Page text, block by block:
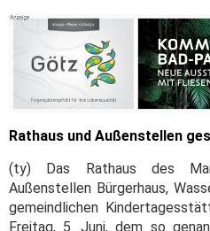
Rathaus und Außenstellen
(ty) Das Rathaus des
Außenstellen Bürgerhaus,
gemeindlichen
Freitag, 5. Juni, dem so